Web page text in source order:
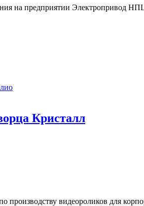
на предприятии Электропривод
Кристалл
производству видеороликов для